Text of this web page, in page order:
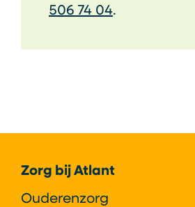
506 74 04.
Zorg bij Atlant
Ouderenzorg